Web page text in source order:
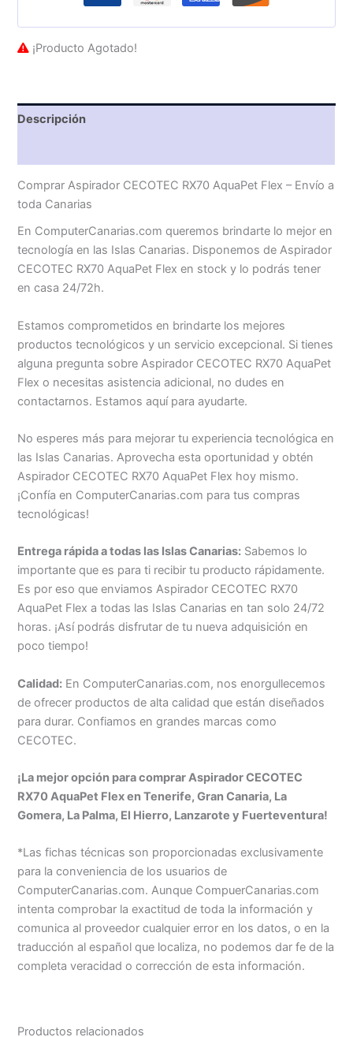
¡Producto Agotado!
Descripción
Comprar Aspirador CECOTEC RX70 AquaPet Flex – Envío a
toda Canarias
En ComputerCanarias.com queremos brindarte lo mejor en
tecnología en las Islas Canarias. Disponemos de Aspirador
CECOTEC RX70 AquaPet Flex en stock y lo podrás tener
en casa 24/72h.
Estamos comprometidos en brindarte los mejores
productos tecnológicos y un servicio excepcional. Si tienes
alguna pregunta sobre Aspirador CECOTEC RX70 AquaPet
Flex o necesitas asistencia adicional, no dudes en
contactarnos. Estamos aquí para ayudarte.
No esperes más para mejorar tu experiencia tecnológica en
las Islas Canarias. Aprovecha esta oportunidad y obtén
Aspirador CECOTEC RX70 AquaPet Flex hoy mismo.
¡Confía en ComputerCanarias.com para tus compras
tecnológicas!
Entrega rápida a todas las Islas Canarias: Sabemos lo
importante que es para ti recibir tu producto rápidamente.
Es por eso que enviamos Aspirador CECOTEC RX70
AquaPet Flex a todas las Islas Canarias en tan solo 24/72
horas. ¡Así podrás disfrutar de tu nueva adquisición en
poco tiempo!
Calidad: En ComputerCanarias.com, nos enorgullecemos
de ofrecer productos de alta calidad que están diseñados
para durar. Confiamos en grandes marcas como
CECOTEC.
¡La mejor opción para comprar Aspirador CECOTEC
RX70 AquaPet Flex en Tenerife, Gran Canaria, La
Gomera, La Palma, El Hierro, Lanzarote y Fuerteventura!
*Las fichas técnicas son proporcionadas exclusivamente
para la conveniencia de los usuarios de
ComputerCanarias.com. Aunque CompuerCanarias.com
intenta comprobar la exactitud de toda la información y
comunica al proveedor cualquier error en los datos, o en la
traducción al español que localiza, no podemos dar fe de la
completa veracidad o corrección de esta información.
Productos relacionados